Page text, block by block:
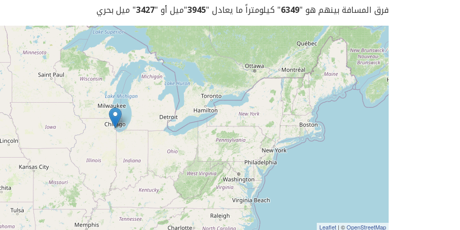
فرق المسافة بينهم هو "6349" كيلومتراً ما يعادل "3945"ميل أو "3427" ميل بحري
Leaflet | ©OpenStreetMap